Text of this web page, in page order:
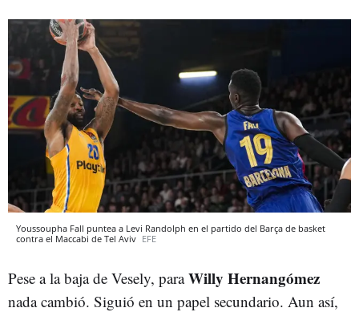
Youssoupha Fall puntea a Levi Randolph en el partido del Barça de basket
contra el Maccabi de Tel Aviv EFE
Pese a la baja de Vesely, paraWilly Hernangómez
nada cambió. Siguió en un papel secundario. Aun así,